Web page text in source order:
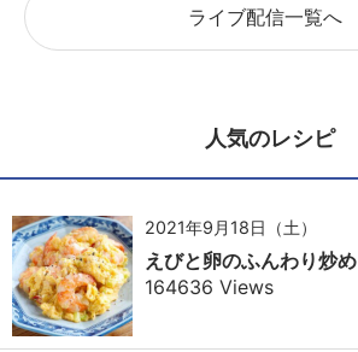
ライブ配信一覧へ
人気のレシピ
2021年9月18日（土）
えびと卵のふんわり炒め
164636 Views